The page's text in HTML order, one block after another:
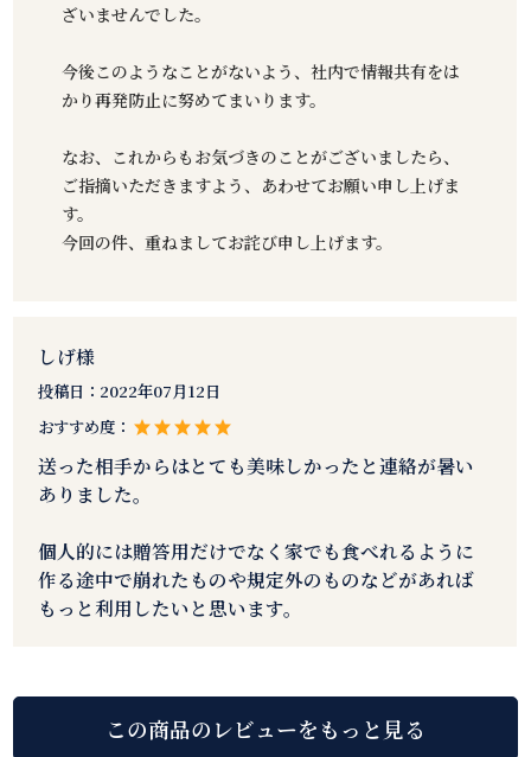
ざいませんでした。
今後このようなことがないよう、社内で情報共有をは
かり再発防止に努めてまいります。
なお、これからもお気づきのことがございましたら、
ご指摘いただきますよう、あわせてお願い申し上げま
す。
今回の件、重ねましてお詫び申し上げます。
しげ様
投稿日： 2022年07月12日
おすすめ度：
送った相手からはとても美味しかったと連絡が暑い
ありました。
個人的には贈答用だけでなく家でも食べれるように
作る途中で崩れたものや規定外のものなどがあれば
もっと利用したいと思います。